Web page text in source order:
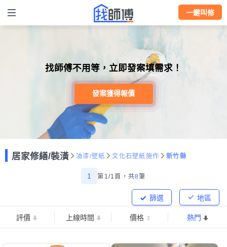
一鍵叫修
找師傅不用等，立即發案填需求！
發案獲得報價
居家修繕/裝潢 油漆/壁紙 文化石壁紙施作 新竹縣
1 第1/1頁， 共8筆
地區
篩選
評價 上線時間 價格 熱門